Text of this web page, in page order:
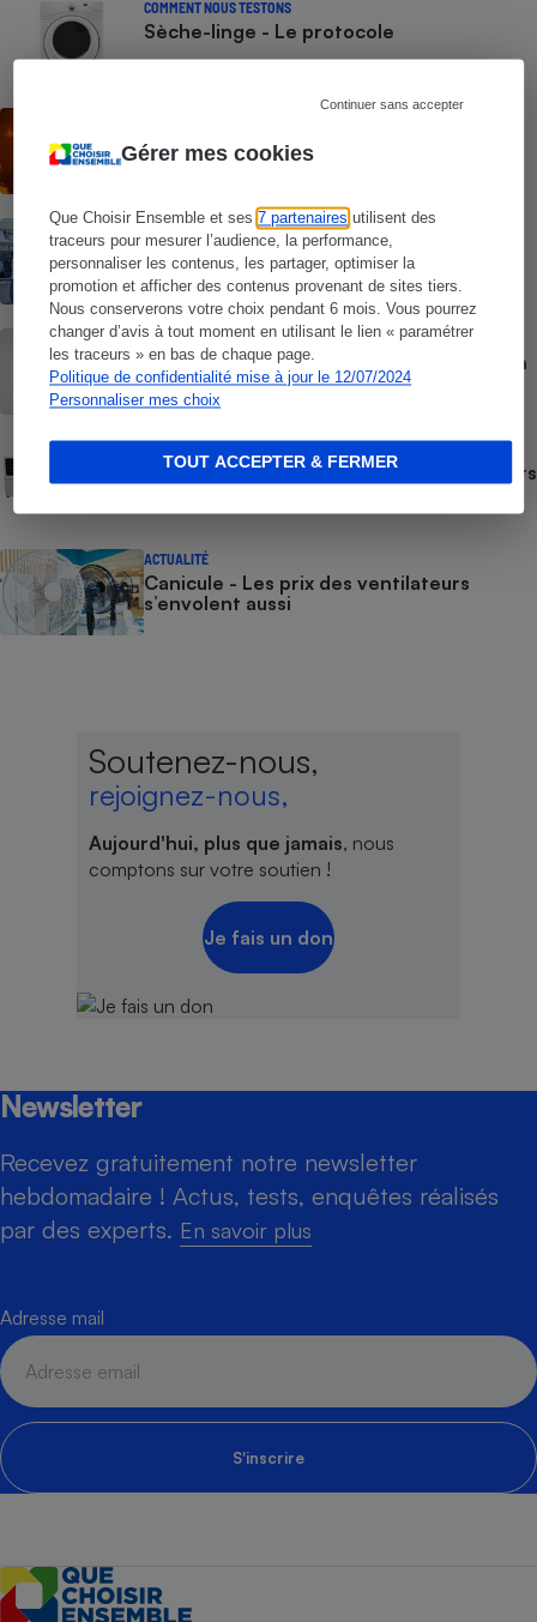
Gérer mes cookies
Que Choisir Ensemble et ses7 partenaires utilisent des
traceurs pour mesurer l’audience, la performance,
personnaliser les contenus, les partager, optimiser la
promotion et afficher des contenus provenant de sites tiers.
Nous conserverons votre choix pendant 6 mois. Vous pourrez
changer d’avis à tout moment en utilisant le lien « paramétrer
les traceurs » en bas de chaque page.
Politique de confidentialité mise à jour le 12/07/2024
Personnaliser mes choix
Continuer sans accepter
TOUT ACCEPTER & FERMER
COMMENT NOUS TESTONS
Sèche-linge - Le protocole
Les vagues de chaleur ont déjà tué plus
de 6 000 personnes
COMMENT NOUS TESTONS
Fours micro-ondes - Le protocole
GUIDE D'ACHAT
Rafraîchisseur d’air - Comment choisir un
rafraîchisseur d’air
Comment nous testons les rafraîchisseurs
ACTUALITÉ
Canicule - Les prix des ventilateurs
s’envolent aussi
Soutenez-nous,
rejoignez-nous,
Aujourd'hui, plus que jamais, nous
comptons sur votre soutien !
Je fais un don
Newsletter
Recevez gratuitement notre newsletter
hebdomadaire ! Actus, tests, enquêtes réalisés
par des experts. En savoir plus
Adresse mail
S'inscrire